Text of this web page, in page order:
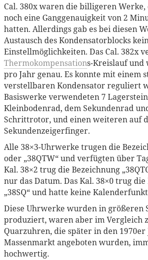
Cal. 380x waren die billigeren
noch eine Ganggenauigkeit von 2
hatten. Allerdings gab es bei diesen
Austausch des Kondensatorblocks
Einstellmöglichkeiten. Das Cal. 382x
Thermokompensations-Kreislauf und
pro Jahr genau. Es konnte mit einem
verstellbaren Kondensator reguliert
Basiswerke verwendeten 7
Kleinbodenrad, dem Sekundenrad
Schrittrotor, und einen weiteren auf
Sekundenzeigerfinger.
Alle 38×3-Uhrwerke trugen die
oder „38QTW“ und verfügten über
Kal. 38×2 trug die Bezeichnung
nur das Datum. Das Kal. 38×0 trug
„38SQ“ und hatte keine
Diese Uhrwerke wurden in größeren
produziert, waren aber im Vergleich
Quarzuhren, die später in den
Massenmarkt angeboten wurden,
hochwertig.